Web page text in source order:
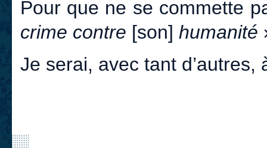
Pour que ne se commette
crime contre [son] humanité
Je serai, avec tant d’autres,